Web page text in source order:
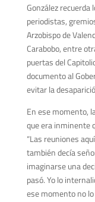
González recuerda
periodistas,
Arzobispo de
Carabobo, entre
puertas del
documento al
evitar la
En ese momento,
que era inminente
“Las reuniones
también decía
imaginarse una
pasó. Yo lo
ese momento no lo